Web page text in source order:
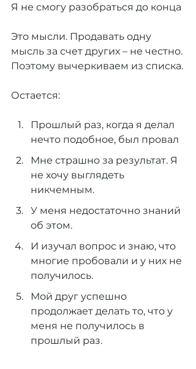
Я не смогу разобраться до конца
Это мысли. Продавать одну
мысль за счет других – не честно.
Поэтому вычеркиваем из списка.
Остается:
Прошлый раз, когда я делал
нечто подобное, был провал
Мне страшно за результат. Я
не хочу выглядеть
никчемным.
У меня недостаточно знаний
об этом.
И изучал вопрос и знаю, что
многие пробовали и у них не
получилось.
Мой друг успешно
продолжает делать то, что у
меня не получилось в
прошлый раз.